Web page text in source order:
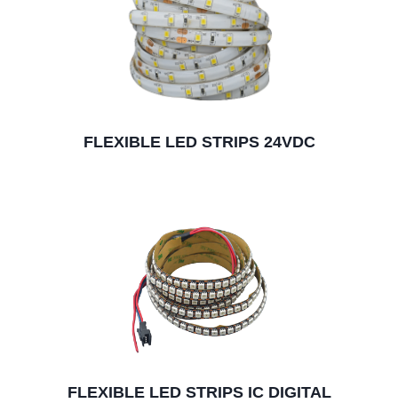
FLEXIBLE LED STRIPS 24VDC
FLEXIBLE LED STRIPS IC DIGITAL